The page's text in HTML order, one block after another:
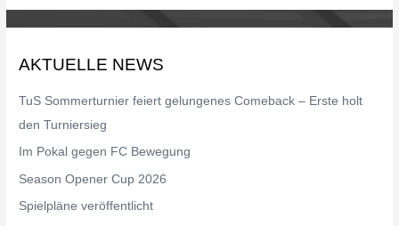
e
h
:
AKTUELLE NEWS
TuS Sommerturnier feiert gelungenes Comeback – Erste holt
den Turniersieg
Im Pokal gegen FC Bewegung
Season Opener Cup 2026
Spielpläne veröffentlicht